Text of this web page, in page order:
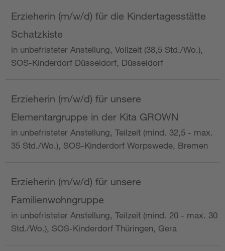
Erzieherin (m/w/d) für die Kindertagesstätte
Schatzkiste
in unbefristeter Anstellung, Vollzeit (38,5 Std./Wo.),
SOS-Kinderdorf Düsseldorf, Düsseldorf
Erzieherin (m/w/d) für unsere
Elementargruppe in der Kita GROWN
in unbefristeter Anstellung, Teilzeit (mind. 32,5 - max.
35 Std./Wo.), SOS-Kinderdorf Worpswede, Bremen
Erzieherin (m/w/d) für unsere
Familienwohngruppe
in unbefristeter Anstellung, Teilzeit (mind. 20 - max. 30
Std./Wo.), SOS-Kinderdorf Thüringen, Gera